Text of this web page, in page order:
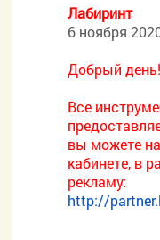
Лабиринт
6 ноября
Добрый день!
Все
вы можете
кабинете, в
рекламу:
http://